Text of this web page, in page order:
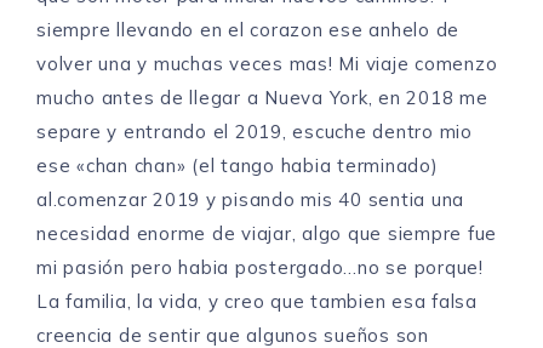
siempre llevando en el corazon ese anhelo de
volver una y muchas veces mas! Mi viaje comenzo
mucho antes de llegar a Nueva York, en 2018 me
separe y entrando el 2019, escuche dentro mio
ese «chan chan» (el tango habia terminado)
al.comenzar 2019 y pisando mis 40 sentia una
necesidad enorme de viajar, algo que siempre fue
mi pasión pero habia postergado…no se porque!
La familia, la vida, y creo que tambien esa falsa
creencia de sentir que algunos sueños son